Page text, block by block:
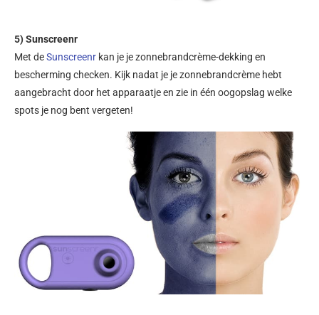
5) Sunscreenr
Met deSunscreenr kan je je zonnebrandcrème-dekking en
bescherming checken. Kijk nadat je je zonnebrandcrème hebt
aangebracht door het apparaatje en zie in één oogopslag welke
spots je nog bent vergeten!